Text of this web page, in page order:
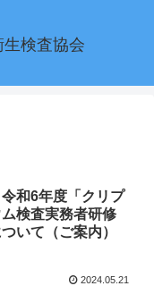
検査協会
和6年度「クリプ
ム検査実務者研修
いて（ご案内）
2024.05.21